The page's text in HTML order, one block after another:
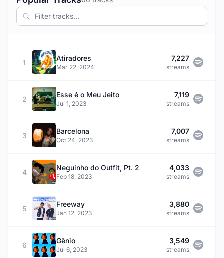
1
Atiradores
Mar 22, 2024
7,227
streams
2
Esse é o Meu Jeito
Jul 1, 2023
7,119
streams
3
Barcelona
Oct 24, 2023
7,007
streams
4
Neguinho do Outfit, Pt. 2
Feb 18, 2023
4,033
streams
5
Freeway
Jan 12, 2023
3,880
streams
6
Gênio
Jul 6, 2023
3,549
streams